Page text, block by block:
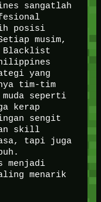
sangatlah
posisi
musim,
Blacklist
yang
tim-tim
seperti
kerap
sengit
skill
tapi juga
menjadi
menarik